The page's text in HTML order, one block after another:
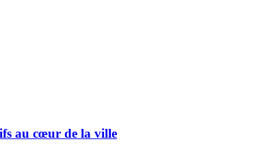
au cœur de la ville